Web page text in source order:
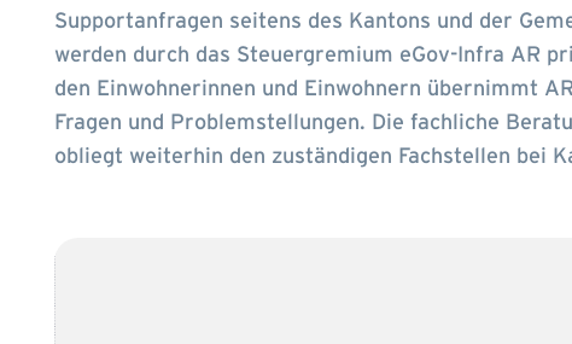
Supportanfragen seitens des Kantons und der
werden durch das Steuergremium eGov-Infra AR
den Einwohnerinnen und Einwohnern übernimmt
Fragen und Problemstellungen. Die fachliche
obliegt weiterhin den zuständigen Fachstellen bei